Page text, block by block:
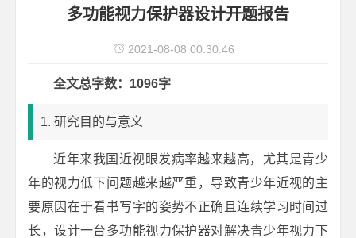
多功能视力保护器设计开题报告
 2021-08-08 00:30:46
全文总字数：1096字
1. 研究目的与意义
近年来我国近视眼发病率越来越高，尤其是青少
年的视力低下问题越来越严重，导致青少年近视的主
要原因在于看书写字的姿势不正确且连续学习时间过
长，设计一台多功能视力保护器对解决青少年视力下